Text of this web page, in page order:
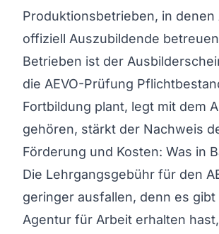
Produktionsbetrieben, in
offiziell Auszubildende
Betrieben ist der
die AEVO-Prüfung
Fortbildung plant, legt mit dem
gehören, stärkt der Nachweis
Förderung und Kosten: Was in
Die Lehrgangsgebühr für den
geringer ausfallen, denn es
Agentur für Arbeit erhalten